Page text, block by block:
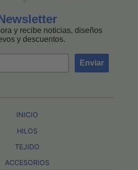
y recibe noticias, diseños
y descuentos.
Enviar
INICIO
HILOS
TEJIDO
ACCESORIOS